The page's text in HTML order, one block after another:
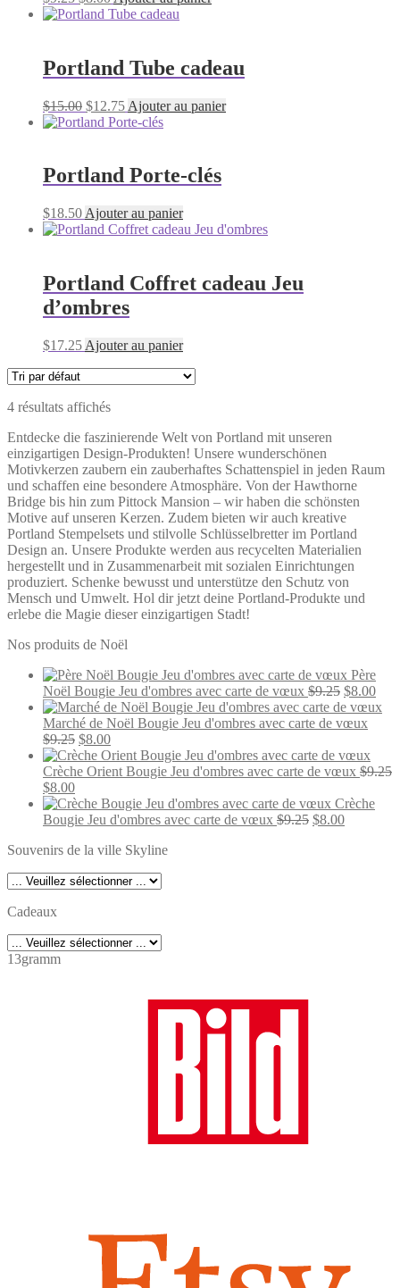
prix
$9.25.
prix
$8.00.
Portland Tube cadeau
$15.00 Le
prix
$15.00.
$12.75Le
prix
$12.75.
Ajouter au panier
Portland Porte-clés
$18.50 Ajouter au panier
Portland Coffret cadeau Jeu
d’ombres
$17.25 Ajouter au panier
4 résultats affichés
Entdecke die faszinierende Welt von Portland mit unseren
einzigartigen Design-Produkten! Unsere wunderschönen
Motivkerzen zaubern ein zauberhaftes Schattenspiel in jeden Raum
und schaffen eine besondere Atmosphäre. Von der Hawthorne
Bridge bis hin zum Pittock Mansion – wir haben die schönsten
Motive auf unseren Kerzen. Zudem bieten wir auch kreative
Portland Stempelsets und stilvolle Schlüsselbretter im Portland
Design an. Unsere Produkte werden aus recycelten Materialien
hergestellt und in Zusammenarbeit mit sozialen Einrichtungen
produziert. Schenke bewusst und unterstütze den Schutz von
Mensch und Umwelt. Hol dir jetzt deine Portland-Produkte und
erlebe die Magie dieser einzigartigen Stadt!
Nos produits de Noël
Père
Noël Bougie Jeu d'ombres avec carte de vœux $9.25 Le
prix
initial
$9.25.
$8.00Le
prix
Marché de Noël Bougie Jeu d'ombres avec carte de vœux
$9.25 Le
prix
initial
$9.25.
$8.00Le
prix
actuel
$8.00.
Crèche Orient Bougie Jeu d'ombres avec carte de vœux $9.25
Le
prix
initial
$9.25.
$8.00Le
prix
actuel
$8.00.
Crèche
Bougie Jeu d'ombres avec carte de vœux $9.25 Le
$8.00Le
Souvenirs de la ville Skyline
Cadeaux
13gramm